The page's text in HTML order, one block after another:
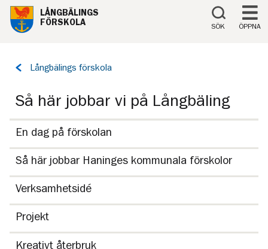
Till innehåll på sidan
LÅNGBÄLINGS
FÖRSKOLA
SÖK ÖPPNA
Tillbaka
Långbälings förskola
Så här jobbar vi på Långbäling
En dag på förskolan
Så här jobbar Haninges kommunala förskolor
Verksamhetsidé
Projekt
Kreativt återbruk